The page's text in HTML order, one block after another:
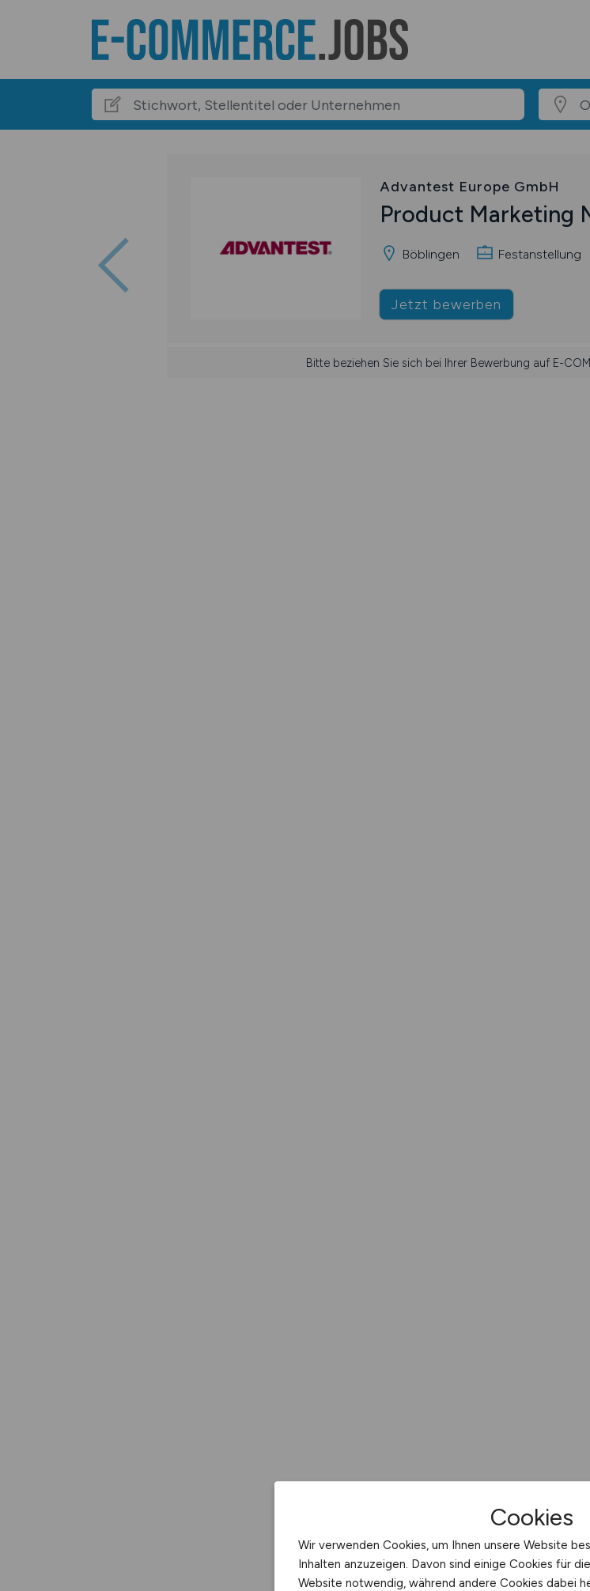
Advantest Europe GmbH
Product Marketing
Böblingen Festanstellung
Jetzt bewerben
Bitte beziehen Sie sich bei Ihrer Bewerbung auf E-
Cookies
Wir verwenden Cookies, um Ihnen unsere Website
Inhalten anzuzeigen. Davon sind einige Cookies für
Website notwendig, während andere Cookies dabei